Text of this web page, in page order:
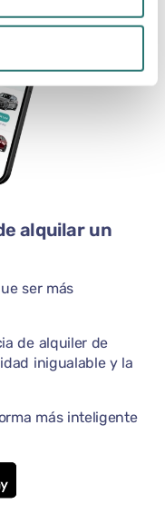
alquilar un
ser más
de alquiler de
inigualable y la
más inteligente